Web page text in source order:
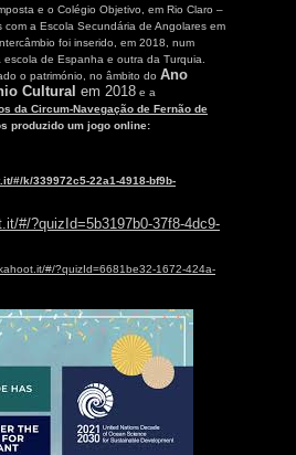
e o Colégio Objetivo, em Rio Claro –
a Escola Secundária de Angolares em
foi inserido, em 2018, num
escola de Espanha e outra da Turquia.
o património, no âmbito do Ano
Cultural em 2018 e a
da Circum-Navegação de Fernão de
produzido um jogo online:
#/k/339972c5-22a1-4918-bf9b-
#/?quizId=5b3197b0-37f8-4dc9-
#/?quizId=6681be32-1672-424a-